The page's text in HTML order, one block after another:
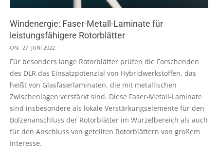
Windenergie: Faser-Metall-Laminate für
leistungsfähigere Rotorblätter
2022-
06-
27
ON: 27. JUNI 2022
Für besonders lange Rotorblätter prüfen die Forschenden
des DLR das Einsatzpotenzial von Hybridwerkstoffen, das
heißt von Glasfaserlaminaten, die mit metallischen
Zwischenlagen verstärkt sind. Diese Faser-Metall-Laminate
sind insbesondere als lokale Verstärkungselemente für den
Bolzenanschluss der Rotorblätter im Wurzelbereich als auch
für den Anschluss von geteilten Rotorblättern von großem
Interesse.